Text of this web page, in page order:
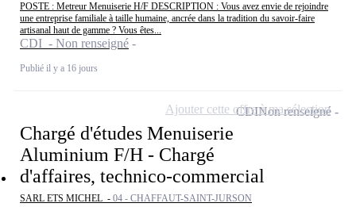
POSTE : Metreur Menuiserie H/F DESCRIPTION : Vous avez envie de rejoindre
une entreprise familiale à taille humaine, ancrée dans la tradition du savoir-faire
artisanal haut de gamme ? Vous êtes...
CDI - Non renseigné
Publié il y a 16 jours
Chargé d'études Menuiserie
Aluminium F/H - Chargé
d'affaires, technico-commercial
SARL ETS MICHEL - 04 - CHAFFAUT-SAINT-JURSON
CDINon renseigné
Ajouter cette offre à ma sélection